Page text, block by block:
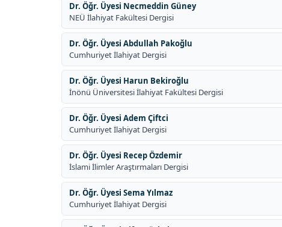
Dr. Öğr. Üyesi Necmeddin Güney
NEÜ İlahiyat Fakültesi Dergisi
Dr. Öğr. Üyesi Abdullah Pakoğlu
Cumhuriyet İlahiyat Dergisi
Dr. Öğr. Üyesi Harun Bekiroğlu
İnönü Üniversitesi İlahiyat Fakültesi Dergisi
Dr. Öğr. Üyesi Adem Çiftci
Cumhuriyet İlahiyat Dergisi
Dr. Öğr. Üyesi Recep Özdemir
İslami İlimler Araştırmaları Dergisi
Dr. Öğr. Üyesi Sema Yılmaz
Cumhuriyet İlahiyat Dergisi